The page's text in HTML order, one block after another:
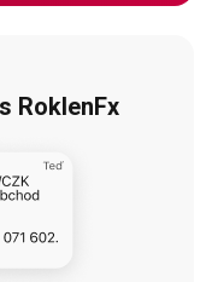
RoklenFx